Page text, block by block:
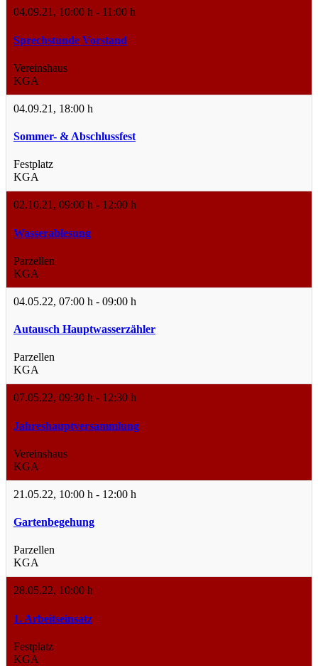
04.09.21 , 10:00 h - 11:00 h
Sprechstunde Vorstand
Vereinshaus
KGA
04.09.21 , 18:00 h
Sommer- & Abschlussfest
Festplatz
KGA
02.10.21 , 09:00 h - 12:00 h
Wasserablesung
Parzellen
KGA
04.05.22, 07:00 h - 09:00 h
Autausch Hauptwasserzähler
Parzellen
KGA
07.05.22, 09:30 h - 12:30 h
Jahreshauptversammlung
Vereinshaus
KGA
21.05.22, 10:00 h - 12:00 h
Gartenbegehung
Parzellen
KGA
28.05.22, 10:00 h
1. Arbeitseinsatz
Festplatz
KGA